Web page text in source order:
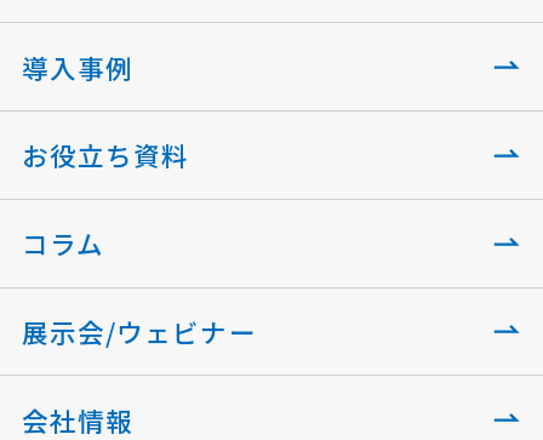
導入事例
お役立ち資料
コラム
展示会/ウェビナー
会社情報